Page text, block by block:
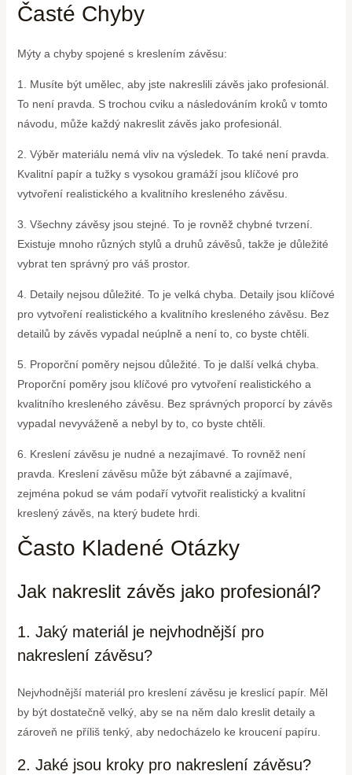
Časté Chyby
Mýty a chyby spojené s kreslením závěsu:
1. Musíte být umělec, aby jste nakreslili závěs jako profesionál.
To není pravda. S trochou cviku a následováním kroků v tomto
návodu, může každý nakreslit závěs jako profesionál.
2. Výběr materiálu nemá vliv na výsledek. To také není pravda.
Kvalitní papír a tužky s vysokou gramáží jsou klíčové pro
vytvoření realistického a kvalitního kresleného závěsu.
3. Všechny závěsy jsou stejné. To je rovněž chybné tvrzení.
Existuje mnoho různých stylů a druhů závěsů, takže je důležité
vybrat ten správný pro váš prostor.
4. Detaily nejsou důležité. To je velká chyba. Detaily jsou klíčové
pro vytvoření realistického a kvalitního kresleného závěsu. Bez
detailů by závěs vypadal neúplně a není to, co byste chtěli.
5. Proporční poměry nejsou důležité. To je další velká chyba.
Proporční poměry jsou klíčové pro vytvoření realistického a
kvalitního kresleného závěsu. Bez správných proporcí by závěs
vypadal nevyváženě a nebyl by to, co byste chtěli.
6. Kreslení závěsu je nudné a nezajímavé. To rovněž není
pravda. Kreslení závěsu může být zábavné a zajímavé,
zejména pokud se vám podaří vytvořit realistický a kvalitní
kreslený závěs, na který budete hrdi.
Často Kladené Otázky
Jak nakreslit závěs jako profesionál?
1. Jaký materiál je nejvhodnější pro
nakreslení závěsu?
Nejvhodnější materiál pro kreslení závěsu je kreslicí papír. Měl
by být dostatečně velký, aby se na něm dalo kreslit detaily a
zároveň ne příliš tenký, aby nedocházelo ke kroucení papíru.
2. Jaké jsou kroky pro nakreslení závěsu?